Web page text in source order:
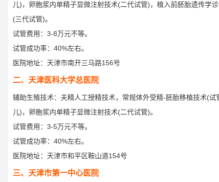
儿)，卵胞浆内单精子显微注射技术(二代试管)，植入前胚胎遗传学
(三代试管)。
试管费用：3-8万元不等。
试管成功率：40%左右。
医院地址：天津市南开三马路156号
二、天津医科大学总医院
辅助生殖技术：夫精人工授精技术，常规体外受精-胚胎移植技术(试
儿)，卵胞浆内单精子显微注射技术(二代试管)。
试管费用：3-5万元不等。
试管成功率：40%左右。
医院地址：天津市和平区鞍山道154号
三、天津市第一中心医院